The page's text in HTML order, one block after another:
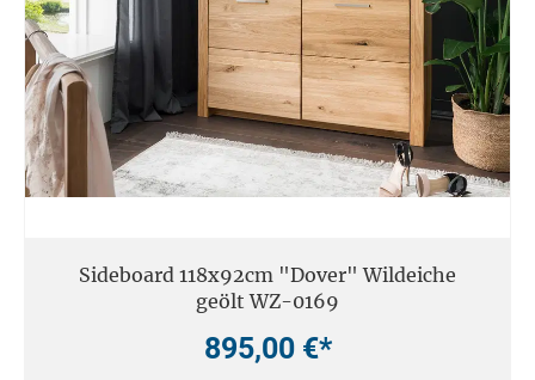
Sideboard 118x92cm "Dover" Wildeiche
geölt WZ-0169
895,00 €*